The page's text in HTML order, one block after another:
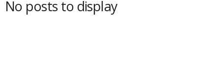
No posts to display